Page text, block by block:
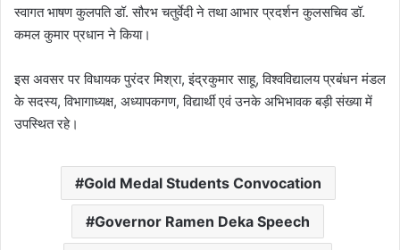
स्वागत भाषण कुलपति डॉ. सौरभ चतुर्वेदी ने तथा आभार प्रदर्शन कुलसचिव डॉ.
कमल कुमार प्रधान ने किया।
इस अवसर पर विधायक पुरंदर मिश्रा, इंद्रकुमार साहू, विश्वविद्यालय प्रबंधन मंडल
के सदस्य, विभागाध्यक्ष, अध्यापकगण, विद्यार्थी एवं उनके अभिभावक बड़ी संख्या में
उपस्थित रहे।
Gold Medal Students Convocation
Governor Ramen Deka Speech